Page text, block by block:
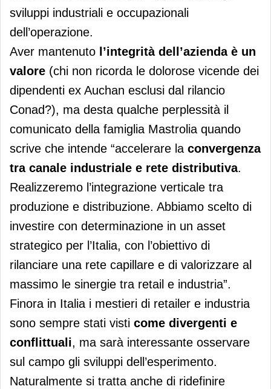
sviluppi industriali e occupazionali
dell’operazione.
Aver mantenuto l’integrità dell’azienda è un
valore (chi non ricorda le dolorose vicende dei
dipendenti ex Auchan esclusi dal rilancio
Conad?), ma desta qualche perplessità il
comunicato della famiglia Mastrolia quando
scrive che intende “accelerare la convergenza
tra canale industriale e rete distributiva.
Realizzeremo l’integrazione verticale tra
produzione e distribuzione. Abbiamo scelto di
investire con determinazione in un asset
strategico per l’Italia, con l’obiettivo di
rilanciare una rete capillare e di valorizzare al
massimo le sinergie tra retail e industria”.
Finora in Italia i mestieri di retailer e industria
sono sempre stati visti come divergenti e
conflittuali, ma sarà interessante osservare
sul campo gli sviluppi dell’esperimento.
Naturalmente si tratta anche di ridefinire